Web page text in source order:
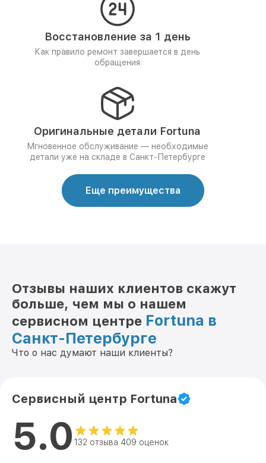
Восстановление за 1 день
Как правило ремонт завершается в день
обращения
Оригинальные детали Fortuna
Мгновенное обслуживание — необходимые
детали уже на складе в Санкт-Петербурге
Еще преимущества
Отзывы наших клиентов скажут
больше, чем мы о нашем
сервисном центре Fortuna в
Санкт-Петербурге
Что о нас думают наши клиенты?
Сервисный центр Fortuna
5.0 132 отзыва 409 оценок